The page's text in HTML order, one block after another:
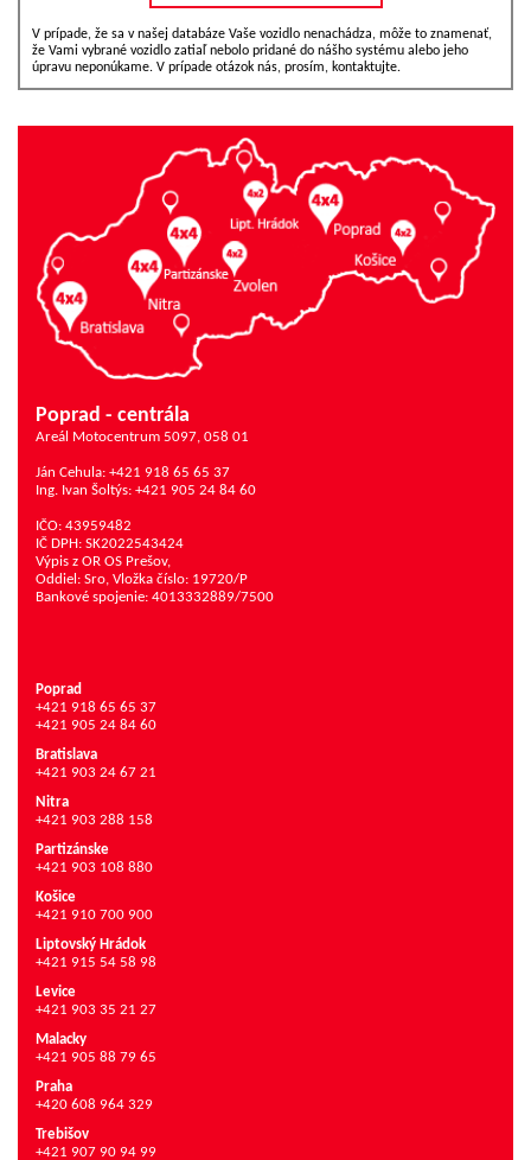
V prípade, že sa v našej databáze Vaše vozidlo nenachádza, môže to znamenať,
že Vami vybrané vozidlo zatiaľ nebolo pridané do nášho systému alebo jeho
úpravu neponúkame. V prípade otázok nás, prosím, kontaktujte.
Poprad - centrála
Areál Motocentrum 5097, 058 01
Ján Cehula: +421 918 65 65 37
Ing. Ivan Šoltýs: +421 905 24 84 60
IČO: 43959482
IČ DPH: SK2022543424
Výpis z OR OS Prešov,
Oddiel: Sro, Vložka číslo: 19720/P
Bankové spojenie: 4013332889/7500
Poprad
+421 918 65 65 37
+421 905 24 84 60
Bratislava
+421 903 24 67 21
Nitra
+421 903 288 158
Partizánske
+421 903 108 880
Košice
+421 910 700 900
Liptovský Hrádok
+421 915 54 58 98
Levice
+421 903 35 21 27
Malacky
+421 905 88 79 65
Praha
+420 608 964 329
Trebišov
+421 907 90 94 99